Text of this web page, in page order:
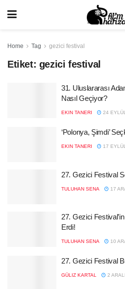
Home Tag gezici festival
Etiket: gezici festival
31. Uluslararası
Nasıl Geçiyor?
EKIN TANERI 24
‘Polonya, Şimdi’
EKIN TANERI 17
27. Gezici Festival
TULUHAN SENA 17
27. Gezici
Erdi!
TULUHAN SENA 10
27. Gezici Festival
GÜLIZ KARTAL 2